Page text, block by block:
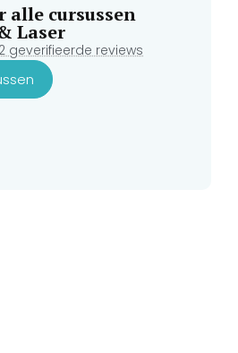
alle cursussen
Laser
geverifieerde reviews